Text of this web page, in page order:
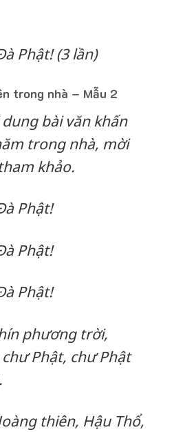
Phật! (3 lần)
trong nhà – Mẫu 2
bài văn khấn
trong nhà, mời
khảo.
Phật!
Phật!
Phật!
phương trời,
Phật, chư Phật
thiên, Hậu Thổ,